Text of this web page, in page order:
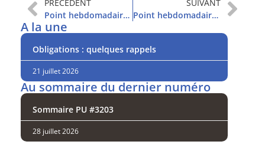
PRÉCÉDENT
Point hebdomadaire et sommaire
SUIVANT
Point hebdomadaire et sommaire
A la une
Obligations : quelques rappels
21 juillet 2026
Au sommaire du dernier numéro
Sommaire PU #3203
28 juillet 2026